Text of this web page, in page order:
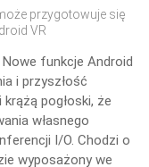
przygotowuje się
VR
funkcje Android
i przyszłość
pogłoski, że
własnego
I/O. Chodzi o
wyposażony we